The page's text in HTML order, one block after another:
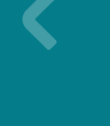
Previous